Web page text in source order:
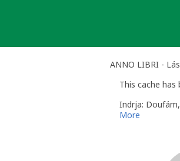
ANNO LIBRI -
This cache has
Indrja:
More